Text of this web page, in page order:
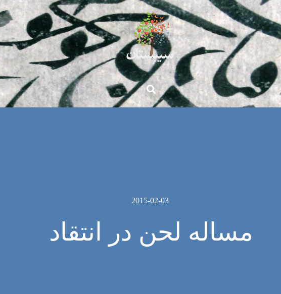
2015-02-03
مساله لحن در انتقاد